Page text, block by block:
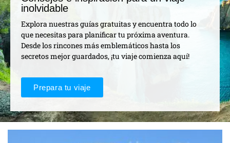
inolvidable
Explora nuestras guías gratuitas y encuentra todo lo
que necesitas para planificar tu próxima aventura.
Desde los rincones más emblemáticos hasta los
secretos mejor guardados, ¡tu viaje comienza aquí!
Prepara tu viaje